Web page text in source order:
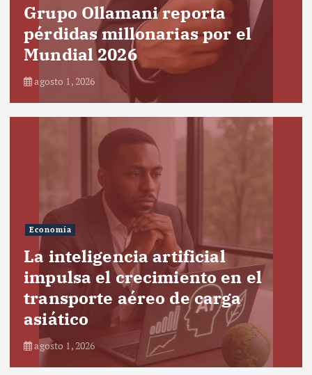
Grupo Ollamani reporta
pérdidas millonarias por el
Mundial 2026
agosto 1, 2026
Economía
La inteligencia artificial
impulsa el crecimiento en el
transporte aéreo de carga
asiático
agosto 1, 2026